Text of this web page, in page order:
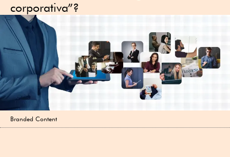
corporativa”?
Branded Content